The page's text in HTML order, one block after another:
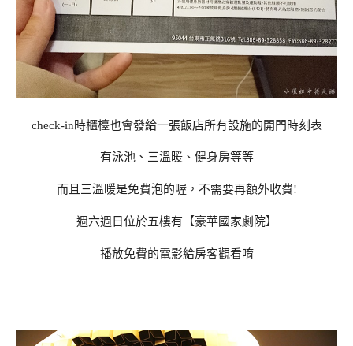
check-in時櫃檯也會發給一張飯店所有設施的開門時刻表
有泳池、三溫暖、健身房等等
而且三溫暖是免費泡的喔，不需要再額外收費!
週六週日位於五樓有【豪華國家劇院】
播放免費的電影給房客觀看唷